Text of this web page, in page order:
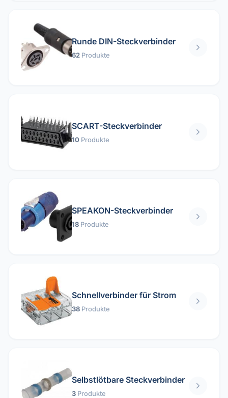
Runde DIN-Steckverbinder
62 Produkte
SCART-Steckverbinder
10 Produkte
SPEAKON-Steckverbinder
18 Produkte
Schnellverbinder für Strom
38 Produkte
Selbstlötbare Steckverbinder
3 Produkte